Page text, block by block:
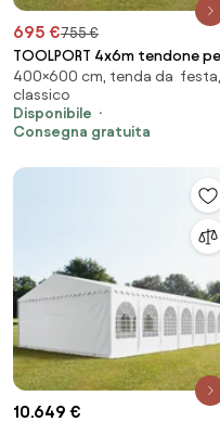
695 €755 €
TOOLPORT 4x6m tendone
feste, PVC 750, telaio
perimetrale, bianco - (7210)
400×600 cm, tenda da festa,
classico
Disponibile
Consegna gratuita
10.649 €